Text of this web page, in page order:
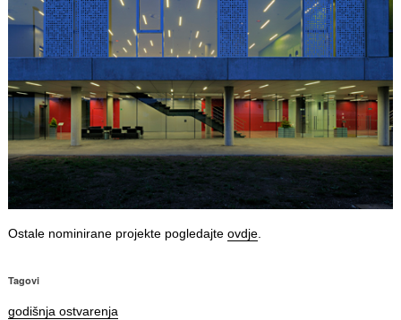
Ostale nominirane projekte pogledajte ovdje.
Tagovi
godišnja ostvarenja